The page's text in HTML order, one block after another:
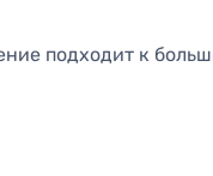
подходит к